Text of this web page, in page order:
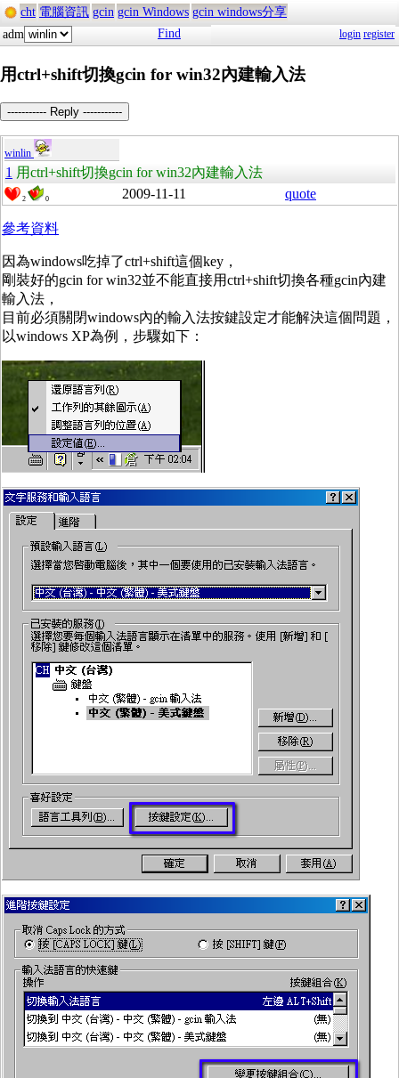
cht 電腦資訊 gcin gcin Windows gcin windows分享
adm
Find login register
用ctrl+shift切換gcin for win32內建輸入法
----------- Reply -----------
winlin
1 用ctrl+shift切換gcin for win32內建輸入法
2 0 2009-11-11 quote
參考資料
因為windows吃掉了ctrl+shift這個key，
剛裝好的gcin for win32並不能直接用ctrl+shift切換各種gcin內建
輸入法，
目前必須關閉windows內的輸入法按鍵設定才能解決這個問題，
以windows XP為例，步驟如下：